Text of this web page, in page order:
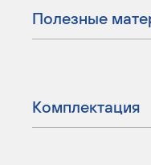
Полезные
Комплектация